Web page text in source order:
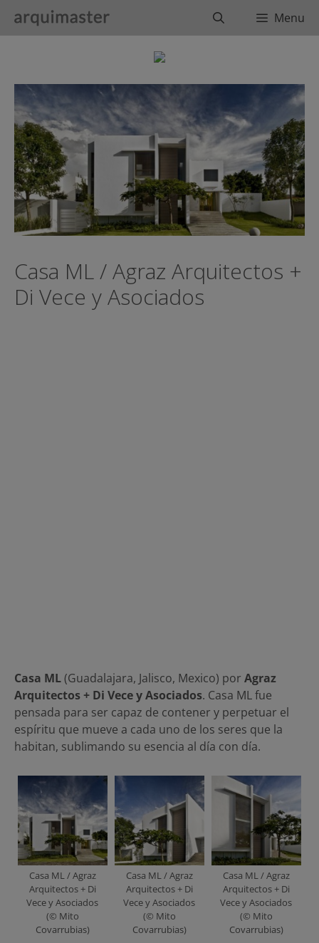
BuscarMenu
Casa ML / Agraz Arquitectos +
Di Vece y Asociados
Casa ML(Guadalajara, Jalisco, Mexico) por Agraz
Arquitectos + Di Vece y Asociados. Casa ML fue
pensada para ser capaz de contener y perpetuar el
espíritu que mueve a cada uno de los seres que la
habitan, sublimando su esencia al día con día.
Casa ML / Agraz
Arquitectos + Di
Vece y Asociados
(© Mito
Covarrubias)
Casa ML / Agraz
Arquitectos + Di
Vece y Asociados
(© Mito
Covarrubias)
Casa ML / Agraz
Arquitectos + Di
Vece y Asociados
(© Mito
Covarrubias)